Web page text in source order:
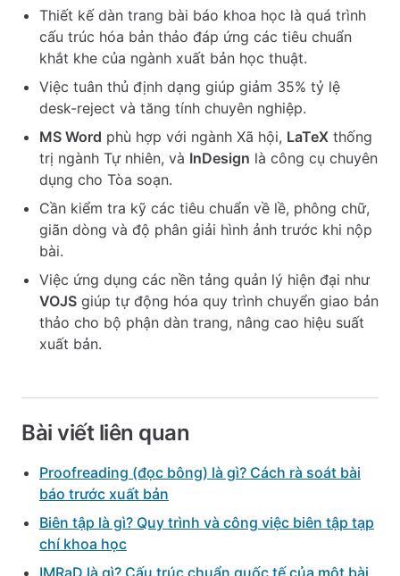
Thiết kế dàn trang bài báo khoa học là quá trình
cấu trúc hóa bản thảo đáp ứng các tiêu chuẩn
khắt khe của ngành xuất bản học thuật.
Việc tuân thủ định dạng giúp giảm 35% tỷ lệ
desk-reject và tăng tính chuyên nghiệp.
MS Word phù hợp với ngành Xã hội, LaTeX thống
trị ngành Tự nhiên, và InDesign là công cụ chuyên
dụng cho Tòa soạn.
Cần kiểm tra kỹ các tiêu chuẩn về lề, phông chữ,
giãn dòng và độ phân giải hình ảnh trước khi nộp
bài.
Việc ứng dụng các nền tảng quản lý hiện đại như
VOJS giúp tự động hóa quy trình chuyển giao bản
thảo cho bộ phận dàn trang, nâng cao hiệu suất
xuất bản.
Bài viết liên quan
Proofreading (đọc bông) là gì? Cách rà soát bài
báo trước xuất bản
Biên tập là gì? Quy trình và công việc biên tập tạp
chí khoa học
IMRaD là gì? Cấu trúc chuẩn quốc tế của một bài